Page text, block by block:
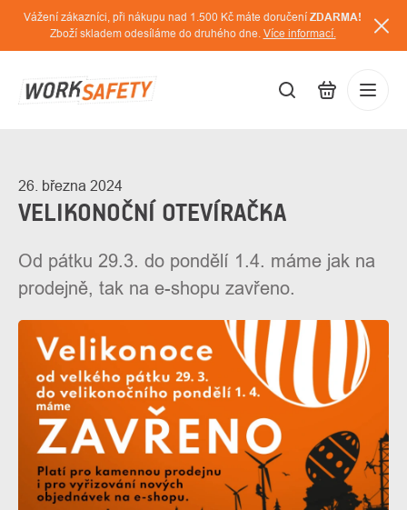
Přejít
obsah
Vážení zákazníci, při nákupu nad 1.500 Kč máte doručení ZDARMA!
Zboží skladem odesíláme do druhého dne. Více informací.
26. března 2024
VELIKONOČNÍ OTEVÍRAČKA
Od pátku 29.3. do pondělí 1.4. máme jak na
prodejně, tak na e-shopu zavřeno.